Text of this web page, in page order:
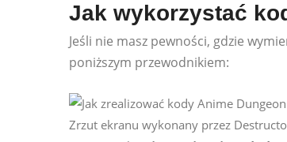
Jak wykorzystać
Jeśli nie masz pewności, gdzie
poniższym przewodnikiem:
Zrzut ekranu wykonany przez